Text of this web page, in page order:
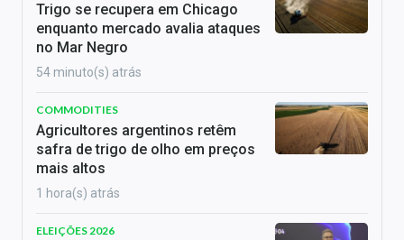
Trigo se recupera em Chicago
enquanto mercado avalia ataques
no Mar Negro
54 minuto(s) atrás
COMMODITIES
Agricultores argentinos retêm
safra de trigo de olho em preços
mais altos
1 hora(s) atrás
ELEIÇÕES 2026